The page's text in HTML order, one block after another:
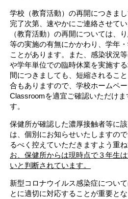
学校（教育活動）の再開につきま
完了次第、速やかにご連絡させて
（教育活動）の再開については、
等の実施の有無にかかわり、学年
ことがあります。また、感染状況
や学年単位での臨時休業を実施す
間につきましても、短縮されるこ
合もありますので、学校ホームペ
Classroomを適宜ご確認いただけ
す。
保健所が確認した濃厚接触者等に
は、個別にお知らせいたしますの
るべく控えていただきますよう重
お、保健所からは現時点で３年生
いと判断されています。
新型コロナウイルス感染症につい
とに適切に対応することが重要と